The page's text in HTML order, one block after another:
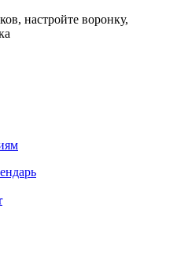
настройте воронку,